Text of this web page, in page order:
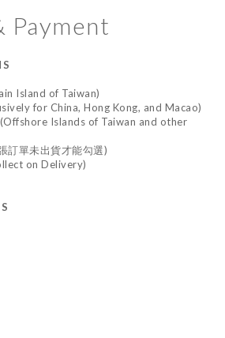
Payment
Island of Taiwan)
for China, Hong Kong, and Macao)
Islands of Taiwan and other
訂單未出貨才能勾選)
on Delivery)